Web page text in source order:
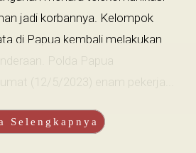
jadi korbannya. Kelompok
di Papua kembali melakukan
Polda Papua
(12/5/2023) enam pekerja...
Selengkapnya